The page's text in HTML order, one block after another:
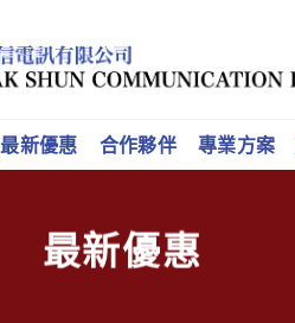
最新優惠 合作夥伴 專業方案
最新優惠